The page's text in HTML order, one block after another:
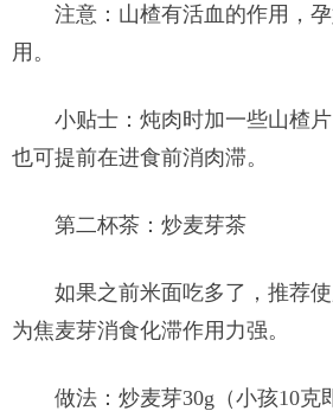
注意：山楂有活血的作用，
用。
小贴士：炖肉时加一些山楂
也可提前在进食前消肉滞。
第二杯茶：炒麦芽茶
如果之前米面吃多了，推荐
为焦麦芽消食化滞作用力强。
做法：炒麦芽30g（小孩10克